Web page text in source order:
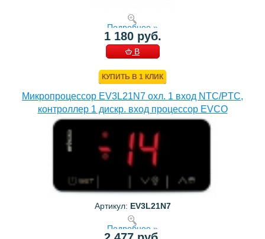
Подробнее »
1 180 руб.
В
КУПИТЬ В 1 КЛИК
Микропроцессор EV3L21N7 охл. 1 вход NTC/PTC,
контроллер 1 дискр. вход процессор EVCO
Артикул: EV3L21N7
Подробнее »